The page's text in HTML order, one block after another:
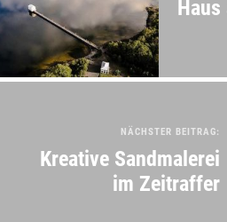
NÄCHSTER BEITRAG:
Kreative Sandmalerei
im Zeitraffer